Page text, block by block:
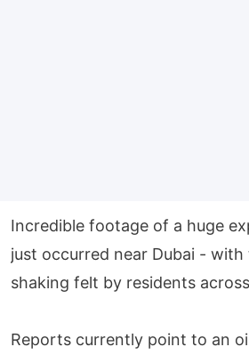
Incredible footage of a huge
just occurred near Dubai - with
shaking felt by residents
Reports currently point to an